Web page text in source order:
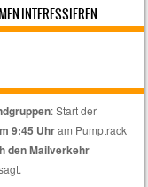
INTERESSIEREN.
: Start der
9:45 Uhram Pumptrack
den Mailverkehr